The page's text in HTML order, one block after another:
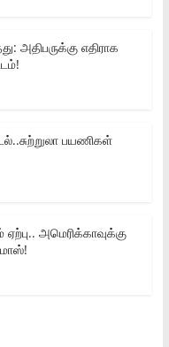
அதிபருக்கு எதிராக
பயணிகள்
அமெரிக்காவுக்கு